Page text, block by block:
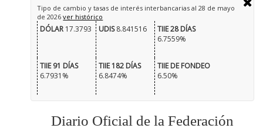
Tipo de cambio y tasas de interés interbancarias al 28 de mayo
de 2026ver histórico
DÓLAR17.3793 UDIS8.841516
TIIE 28 DÍAS
6.7559%
TIIE 91 DÍAS
6.7931%
TIIE 182 DÍAS
6.8474%
TIIE DE FONDEO
6.50%
Diario Oficial de la Federación